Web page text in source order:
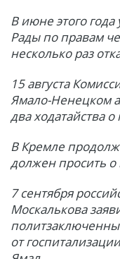
В июне этого
Рады по правам
несколько раз
15 августа
Ямало-Ненецком
два ходатайства
В Кремле
должен просить
7 сентября
Москалькова
от